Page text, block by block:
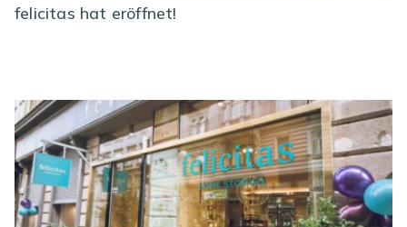
felicitas hat eröffnet!